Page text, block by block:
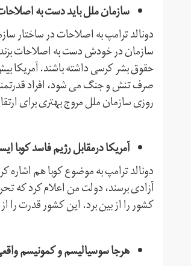
سازمان ملل باید دست به
دونالد ترامپ به اصلاحات در ساختار
سازمان در خودش دست به اصلاحات
حقوق بشر کرسی داشته باشند. آمریکا
صرف تنش و جنگ می شود، افراد
روزی سازمان ملل مروج بهتری برای
آمریکا درمقابل رژیم فاسد کوبا
دونالد ترامپ به موضوع کوبا هم اشاره
آزادی برسند، دولت من اعلام کرد که
کشور را از بین برد. این کشور قدرت را
هرجا سوسیالیسم و کمونیسم